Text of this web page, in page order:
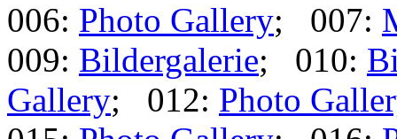
006: Photo Gallery; 007:
009: Bildergalerie; 010:
Gallery; 012: Photo